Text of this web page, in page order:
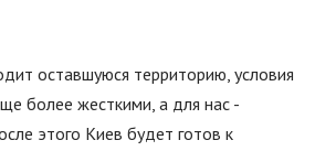
оставшуюся территорию, условия
более жесткими, а для нас -
этого Киев будет готов к